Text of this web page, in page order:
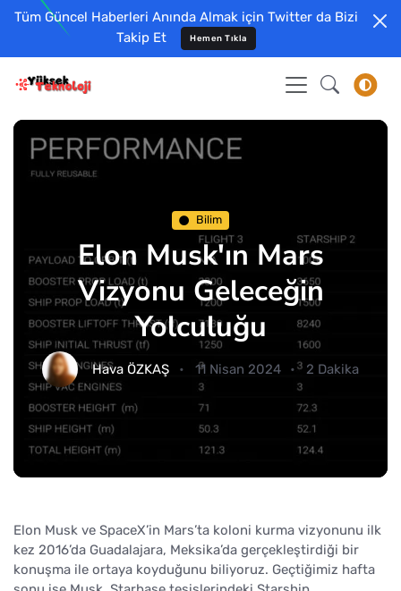
Tüm Güncel Haberleri Anında Almak için Twitter da Bizi
Takip Et
Hemen Tıkla
Bilim
Elon Musk'ın Mars
Vizyonu Geleceğin
Yolculuğu
Hava ÖZKAŞ 11 Nisan 2024 2 Dakika
Elon Musk ve SpaceX’in Mars’ta koloni kurma vizyonunu ilk
kez 2016’da Guadalajara, Meksika’da gerçekleştirdiği bir
konuşma ile ortaya koyduğunu biliyoruz. Geçtiğimiz hafta